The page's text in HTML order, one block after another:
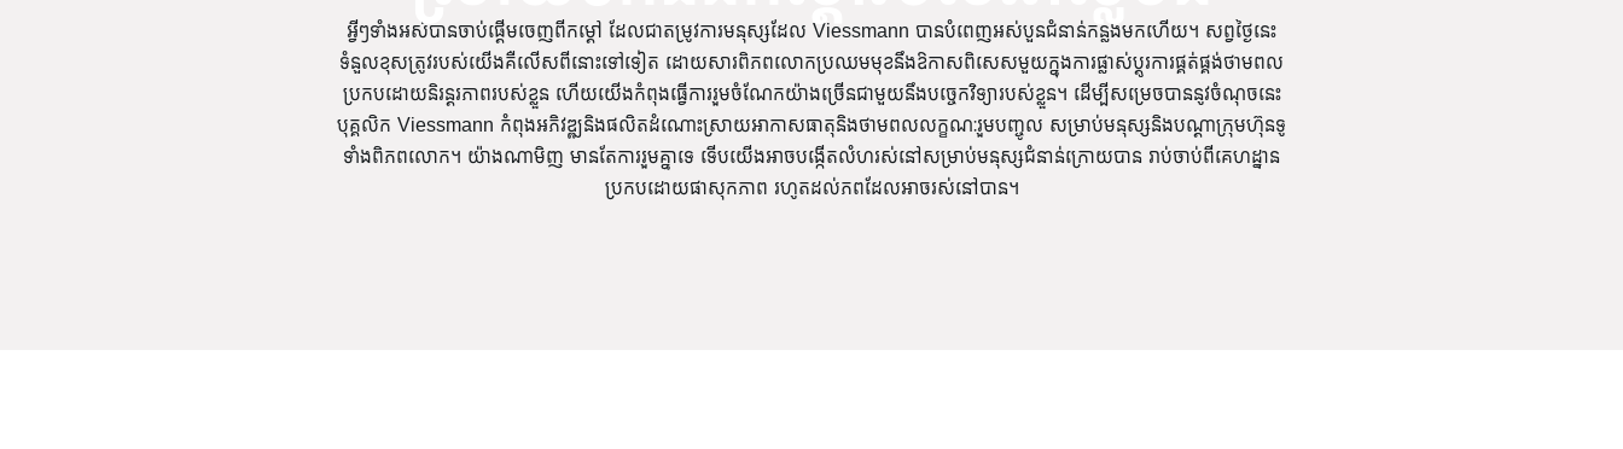
អ្វីៗទាំងអស់បានចាប់ផ្តើមចេញពីកម្ដៅ ដែលជាតម្រូវការមនុស្សដែល Viessmann បានបំពេញអស់បួនជំនាន់កន្លងមកហើយ។ សព្វថ្ងៃនេះ
ទំនួលខុសត្រូវរបស់យើងគឺលើសពីនោះទៅទៀត ដោយសារពិភពលោកប្រឈមមុខនឹងឱកាសពិសេសមួយក្នុងការផ្លាស់ប្តូរការផ្គត់ផ្គង់ថាមពល
ប្រកបដោយនិរន្តរភាពរបស់ខ្លួន ហើយយើងកំពុងធ្វើការរួមចំណែកយ៉ាងច្រើនជាមួយនឹងបច្ចេកវិទ្យារបស់ខ្លួន។ ដើម្បីសម្រេចបាននូវចំណុចនេះ
បុគ្គលិក Viessmann កំពុងអភិវឌ្ឍនិងផលិតដំណោះស្រាយអាកាសធាតុនិងថាមពលលក្ខណៈរួមបញ្ចូល សម្រាប់មនុស្សនិងបណ្ដាក្រុមហ៊ុនទូ
ទាំងពិភពលោក។ យ៉ាងណាមិញ មានតែការរួមគ្នាទេ ទើបយើងអាចបង្កើតលំហរស់នៅសម្រាប់មនុស្សជំនាន់ក្រោយបាន រាប់ចាប់ពីគេហដ្ឋាន
ប្រកបដោយផាសុកភាព រហូតដល់ភពដែលអាចរស់នៅបាន។